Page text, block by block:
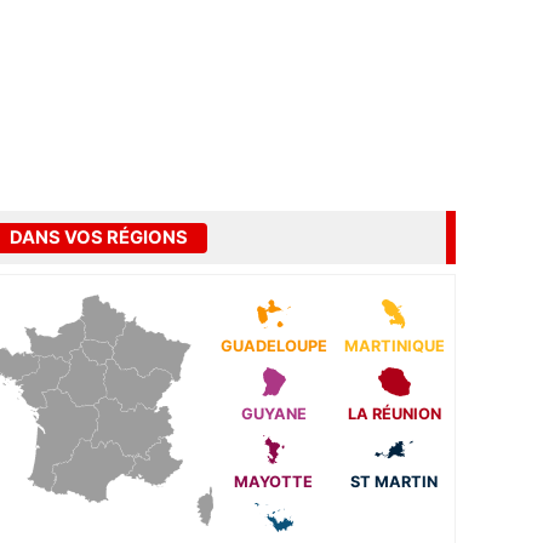
DANS VOS RÉGIONS
GUADELOUPE MARTINIQUE
GUYANE LA RÉUNION
MAYOTTE ST MARTIN